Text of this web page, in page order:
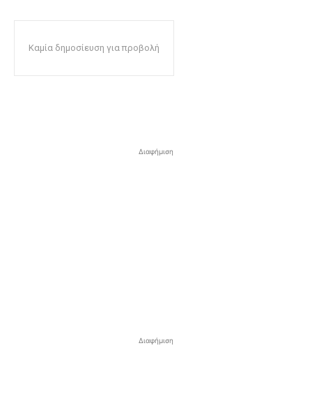
Καμία δημοσίευση για προβολή
Διαφήμιση
Διαφήμιση